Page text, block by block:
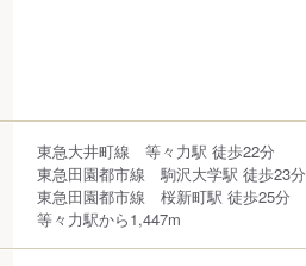
東急大井町線 等々力駅 徒歩22分
東急田園都市線 駒沢大学駅 徒歩23分
東急田園都市線 桜新町駅 徒歩25分
等々力駅から1,447m